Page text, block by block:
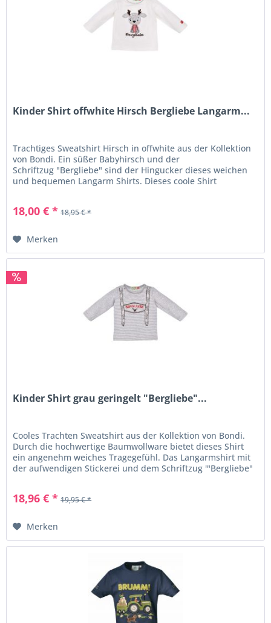
Kinder Shirt offwhite Hirsch Bergliebe Langarm...
Trachtiges Sweatshirt Hirsch in offwhite aus der Kollektion
von Bondi. Ein süßer Babyhirsch und der
Schriftzug "Bergliebe" sind der Hingucker dieses weichen
und bequemen Langarm Shirts. Dieses coole Shirt
18,00 € * 18,95 € *
Merken
Kinder Shirt grau geringelt "Bergliebe"...
Cooles Trachten Sweatshirt aus der Kollektion von Bondi.
Durch die hochwertige Baumwollware bietet dieses Shirt
ein angenehm weiches Tragegefühl. Das Langarmshirt mit
der aufwendigen Stickerei und dem Schriftzug '"Bergliebe"
18,96 € * 19,95 € *
Merken